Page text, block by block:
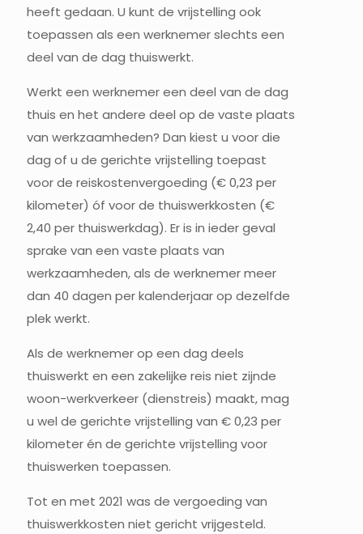
heeft gedaan. U kunt de vrijstelling ook
toepassen als een werknemer slechts een
deel van de dag thuiswerkt.
Werkt een werknemer een deel van de dag
thuis en het andere deel op de vaste plaats
van werkzaamheden? Dan kiest u voor die
dag of u de gerichte vrijstelling toepast
voor de reiskostenvergoeding (€ 0,23 per
kilometer) óf voor de thuiswerkkosten (€
2,40 per thuiswerkdag). Er is in ieder geval
sprake van een vaste plaats van
werkzaamheden, als de werknemer meer
dan 40 dagen per kalenderjaar op dezelfde
plek werkt.
Als de werknemer op een dag deels
thuiswerkt en een zakelijke reis niet zijnde
woon-werkverkeer (dienstreis) maakt, mag
u wel de gerichte vrijstelling van € 0,23 per
kilometer én de gerichte vrijstelling voor
thuiswerken toepassen.
Tot en met 2021 was de vergoeding van
thuiswerkkosten niet gericht vrijgesteld.